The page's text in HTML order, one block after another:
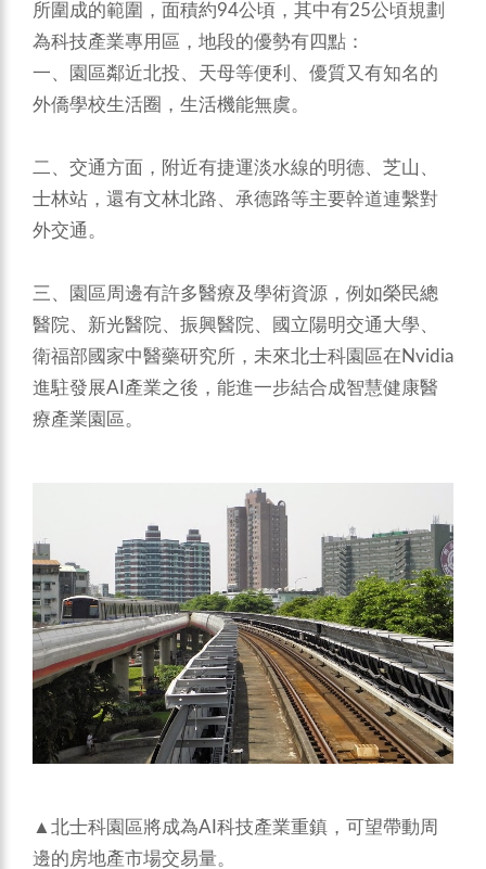
所圍成的範圍，面積約94公頃，其中有25公頃規劃
為科技產業專用區，地段的優勢有四點：
一、園區鄰近北投、天母等便利、優質又有知名的
外僑學校生活圈，生活機能無虞。
二、交通方面，附近有捷運淡水線的明德、芝山、
士林站，還有文林北路、承德路等主要幹道連繫對
外交通。
三、園區周邊有許多醫療及學術資源，例如榮民總
醫院、新光醫院、振興醫院、國立陽明交通大學、
衛福部國家中醫藥研究所，未來北士科園區在Nvidia
進駐發展AI產業之後，能進一步結合成智慧健康醫
療產業園區。
▲北士科園區將成為AI科技產業重鎮，可望帶動周
邊的房地產市場交易量。